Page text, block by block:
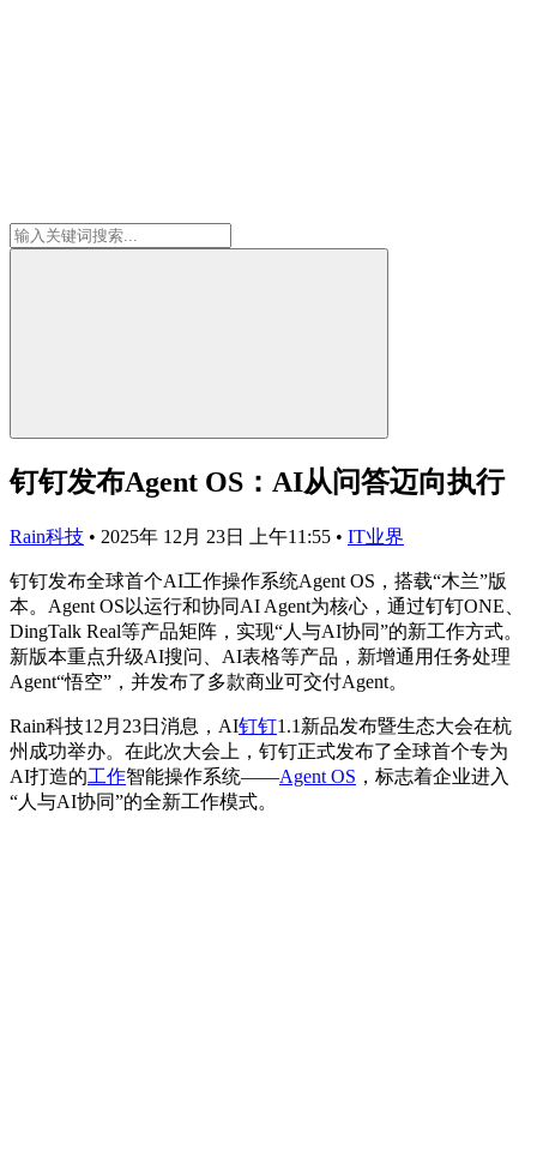
钉钉发布Agent OS：AI从问答迈向执行
Rain科技 • 2025年 12月 23日 上午11:55 • IT业界
钉钉发布全球首个AI工作操作系统Agent OS，搭载“木兰”版
本。Agent OS以运行和协同AI Agent为核心，通过钉钉ONE、
DingTalk Real等产品矩阵，实现“人与AI协同”的新工作方式。
新版本重点升级AI搜问、AI表格等产品，新增通用任务处理
Agent“悟空”，并发布了多款商业可交付Agent。
Rain科技12月23日消息，AI钉钉1.1新品发布暨生态大会在杭
州成功举办。在此次大会上，钉钉正式发布了全球首个专为
AI打造的工作智能操作系统——Agent OS ，标志着企业进入
“人与AI协同”的全新工作模式。